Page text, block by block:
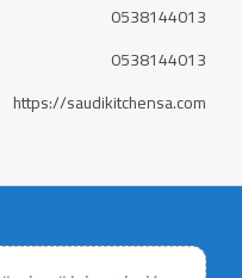
0538144013
0538144013
https://saudikitchensa.com